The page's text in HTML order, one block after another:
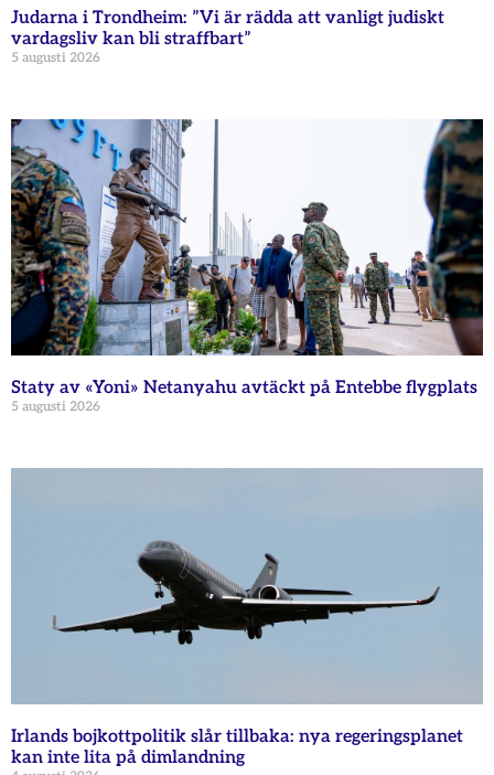
Judarna i Trondheim: ”Vi är rädda att vanligt judiskt
vardagsliv kan bli straffbart”
5 augusti 2026
Staty av «Yoni» Netanyahu avtäckt på Entebbe flygplats
5 augusti 2026
Irlands bojkottpolitik slår tillbaka: nya regeringsplanet
kan inte lita på dimlandning